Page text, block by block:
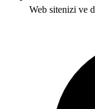
Web sitenizi ve